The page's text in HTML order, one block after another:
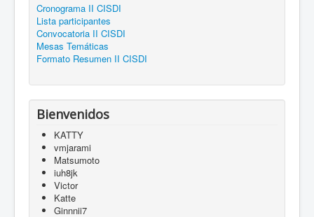
Cronograma II CISDI
Lista participantes
Convocatoria II CISDI
Mesas Temáticas
Formato Resumen II CISDI
Bienvenidos
KATTY
vmjarami
Matsumoto
iuh8jk
Victor
Katte
Ginnnii7